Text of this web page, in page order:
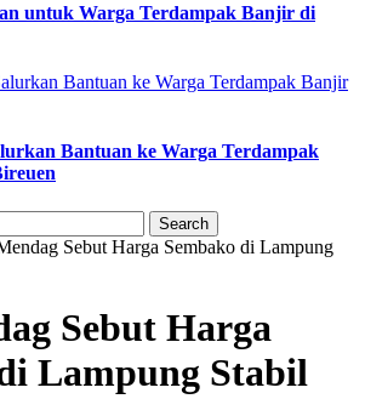
untuk Warga Terdampak Banjir di
Bantuan ke Warga Terdampak
Sebut Harga Sembako di Lampung
Sebut Harga
Lampung Stabil